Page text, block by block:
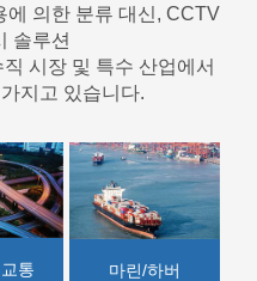
에 의한 분류 대신, CCTV
솔루션
시장 및 특수 산업에서
지고 있습니다.
통 마린/하버